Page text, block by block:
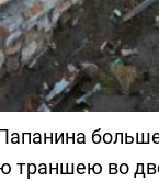
траншею во